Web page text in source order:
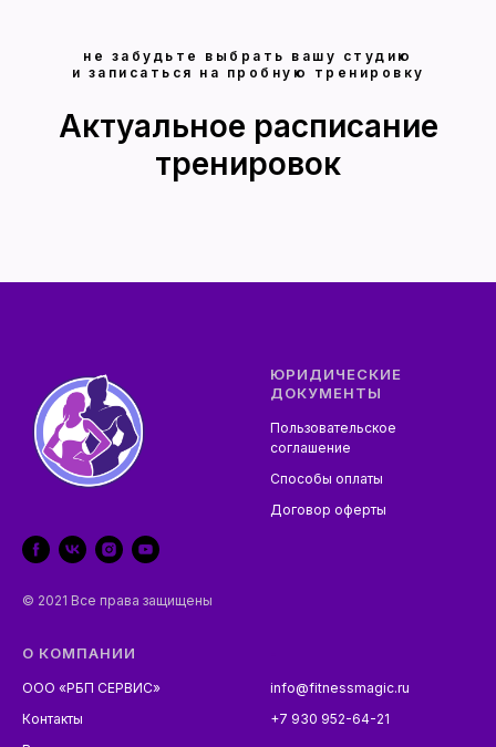
не забудьте выбрать вашу студию
и записаться на пробную тренировку
Актуальное расписание
тренировок
© 2021 Все права защищены
ЮРИДИЧЕСКИЕ
ДОКУМЕНТЫ
Пользовательское
соглашение
Способы оплаты
Договор оферты
О КОМПАНИИ
ООО «РБП СЕРВИС»
Контакты
info@fitnessmagic.ru
+7 930 952-64-21